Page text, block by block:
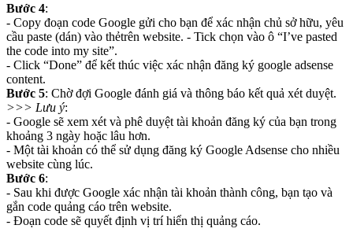
Bước 4:
- Copy đoạn code Google gửi cho bạn để xác nhận chủ sở hữu, yêu
cầu paste (dán) vào thẻtrên website. - Tick chọn vào ô “I’ve pasted
the code into my site”.
- Click “Done” để kết thúc việc xác nhận đăng ký google adsense
content.
Bước 5: Chờ đợi Google đánh giá và thông báo kết quả xét duyệt.
>>> Lưu ý:
- Google sẽ xem xét và phê duyệt tài khoản đăng ký của bạn trong
khoảng 3 ngày hoặc lâu hơn.
- Một tài khoản có thể sử dụng đăng ký Google Adsense cho nhiều
website cùng lúc.
Bước 6:
- Sau khi được Google xác nhận tài khoản thành công, bạn tạo và
gắn code quảng cáo trên website.
- Đoạn code sẽ quyết định vị trí hiển thị quảng cáo.